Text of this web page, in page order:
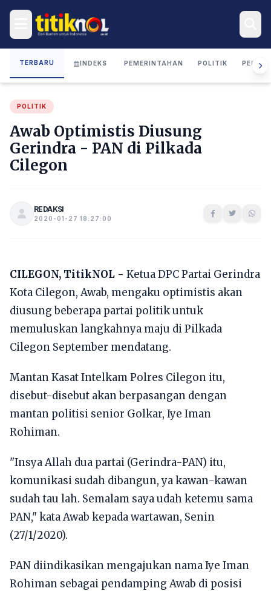
TERBARU INDEKS PEMERINTAHAN POLITIK
POLITIK
Awab Optimistis Diusung
Gerindra - PAN di Pilkada
Cilegon
REDAKSI
2020-01-27 18:27:00
CILEGON, TitikNOL - Ketua DPC Partai Gerindra
Kota Cilegon, Awab, mengaku optimistis akan
diusung beberapa partai politik untuk
memuluskan langkahnya maju di Pilkada
Cilegon September mendatang.
Mantan Kasat Intelkam Polres Cilegon itu,
disebut-disebut akan berpasangan dengan
mantan politisi senior Golkar, Iye Iman
Rohiman.
"Insya Allah dua partai (Gerindra-PAN) itu,
komunikasi sudah dibangun, ya kawan-kawan
sudah tau lah. Semalam saya udah ketemu sama
PAN," kata Awab kepada wartawan, Senin
(27/1/2020).
PAN diindikasikan mengajukan nama Iye Iman
Rohiman sebagai pendamping Awab di posisi